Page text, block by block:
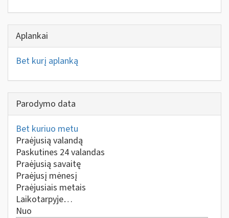
Aplankai
Bet kurį aplanką
Parodymo data
Bet kuriuo metu
Praėjusią valandą
Paskutines 24 valandas
Praėjusią savaitę
Praėjusį mėnesį
Praėjusiais metais
Laikotarpyje…
Nuo